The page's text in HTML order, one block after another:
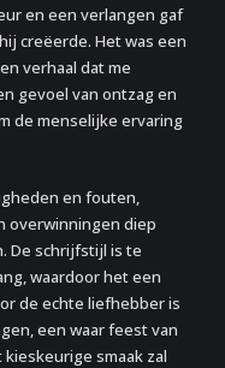
en een verlangen gaf
creëerde. Het was een
verhaal dat me
gevoel van ontzag en
de menselijke ervaring
en fouten,
overwinningen diep
De schrijfstijl is te
waardoor het een
de echte liefhebber is
een waar feest van
smaak zal